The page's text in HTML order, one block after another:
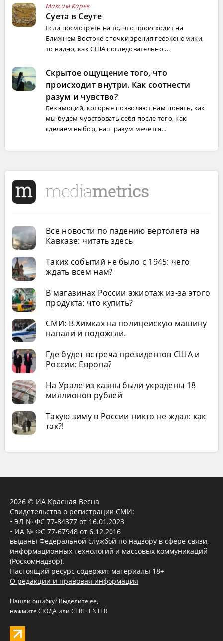
Максим Карев
Суета в Сеуте
Если посмотреть на то, что происходит на
Ближнем Востоке с точки зрения геоэкономики,
то видно, как США последовательно ...
Скрытое ощущение того, что
происходит внутри. Как соотнести
разум и чувство?
Без эмоций, которые позволяют нам понять, как
мы будем чувствовать себя после того, как
сделаем выбор, наш разум мечется...
Все новости по падению вертолета на
Кавказе: читать здесь
Таких событий не было с 1945: чего
ждать всем нам?
В магазинах России ажиотаж из-за этого
продукта: что купить?
СМИ: В Химках на полицейскую машину
напали и подожгли.
Где будет встреча президентов США и
России: Европа?
На Урале из казны были украдены 18
миллионов рублей
Такую зиму в России никто не ждал: как
так?!
2026 © ИА Красная Весна
Свидетельства о регистрации СМИ:
• ЭЛ № ФС 77-84377 от 16.01.2023
• ИА № ФС 77-67948 от 6.12.2016
выданы Федеральной службой по надзору в сфере связи,
информационных технологий и массовых коммуникаций
(Роскомнадзор).
Настоящий ресурс содержит материалы 18+
О редакции и правовая информация
Нашли ошибку? Выделите ее,
нажмите СЮДА или CTRL+ENTER